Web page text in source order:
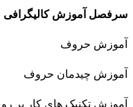
سرفصل آموزش کالیگرافی
آموزش حروف
آموزش چیدمان حروف
آموزش تکنیک های کار بر